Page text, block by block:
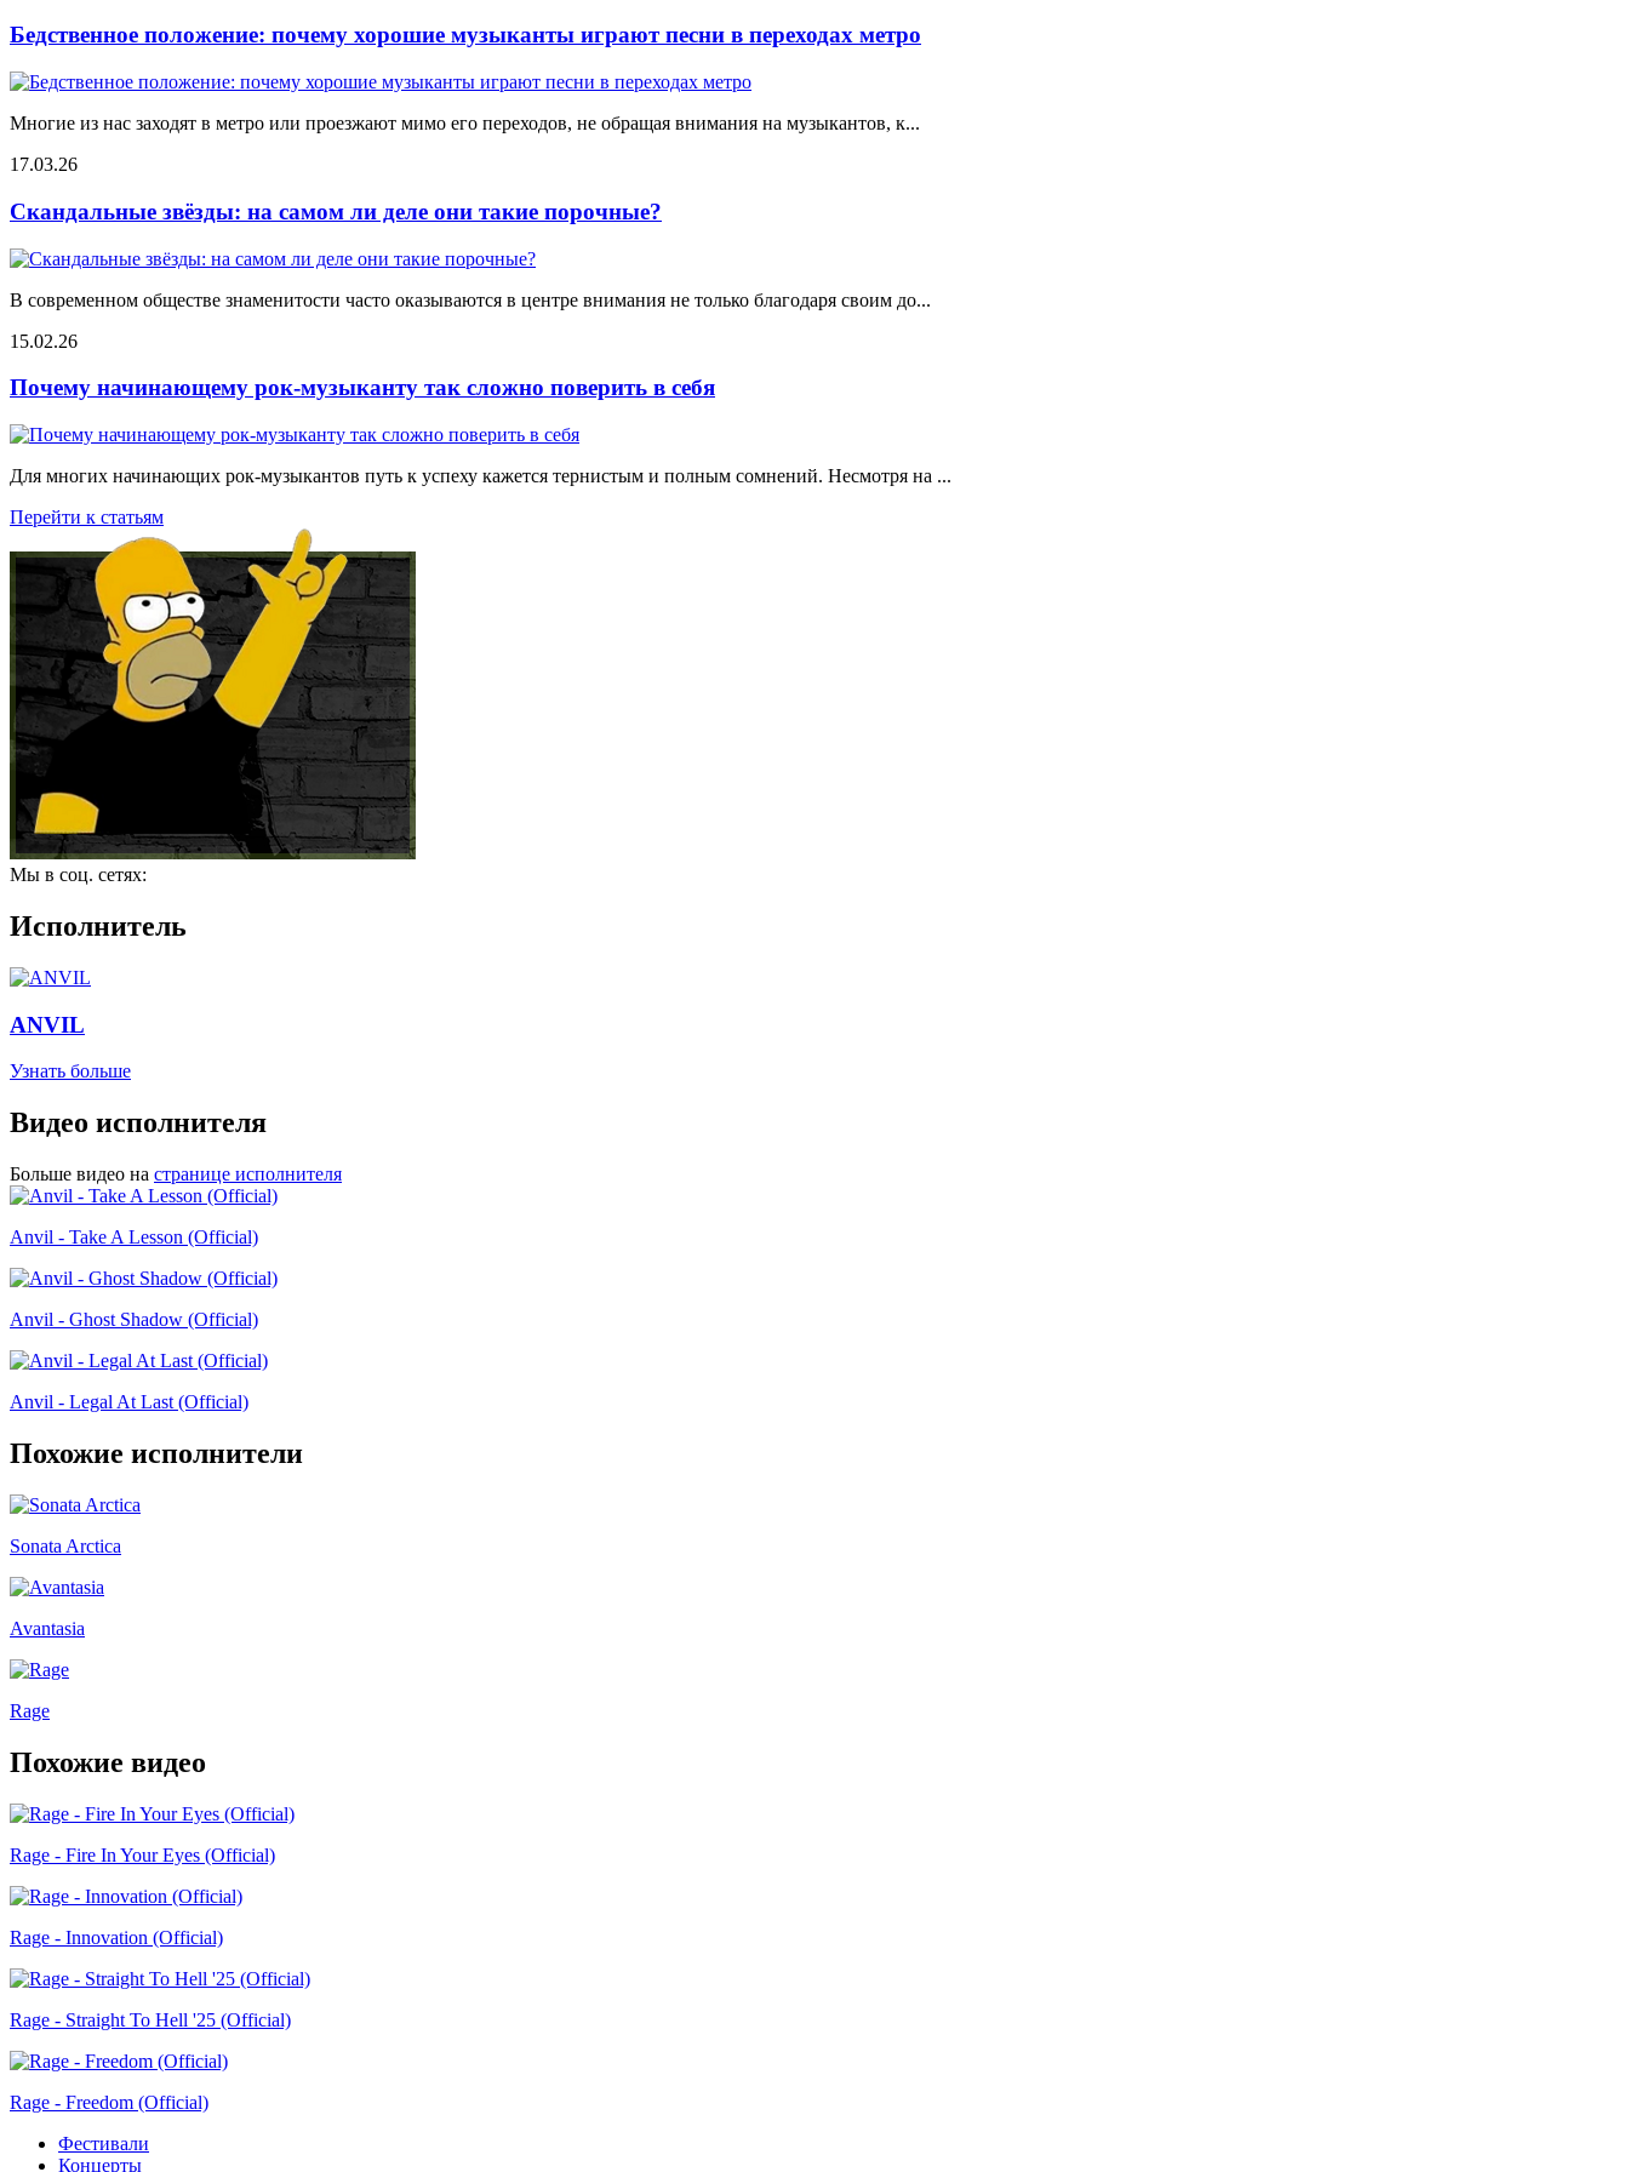
Бедственное положение: почему хорошие музыканты играют песни в переходах метро
Многие из нас заходят в метро или проезжают мимо его переходов, не обращая внимания на музыкантов, к...
17.03.26
Скандальные звёзды: на самом ли деле они такие порочные?
В современном обществе знаменитости часто оказываются в центре внимания не только благодаря своим до...
15.02.26
Почему начинающему рок-музыканту так сложно поверить в себя
Для многих начинающих рок-музыкантов путь к успеху кажется тернистым и полным сомнений. Несмотря на ...
Перейти к статьям
Мы в соц. сетях:
Исполнитель
ANVIL
Узнать больше
Видео исполнителя
Больше видео на странице исполнителя
Anvil - Take A Lesson (Official)
Anvil - Ghost Shadow (Official)
Anvil - Legal At Last (Official)
Похожие исполнители
Sonata Arctica
Avantasia
Rage
Похожие видео
Rage - Fire In Your Eyes (Official)
Rage - Innovation (Official)
Rage - Straight To Hell '25 (Official)
Rage - Freedom (Official)
Фестивали
Концерты